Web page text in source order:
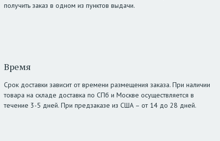
получить заказ в одном из пунктов выдачи.
Время
Срок доставки зависит от времени размещения заказа. При наличии
товара на складе доставка по СПб и Москве осуществляется в
течение 3-5 дней. При предзаказе из США – от 14 до 28 дней.